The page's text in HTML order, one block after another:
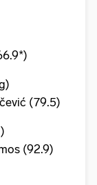
(79.5)
(92.9)